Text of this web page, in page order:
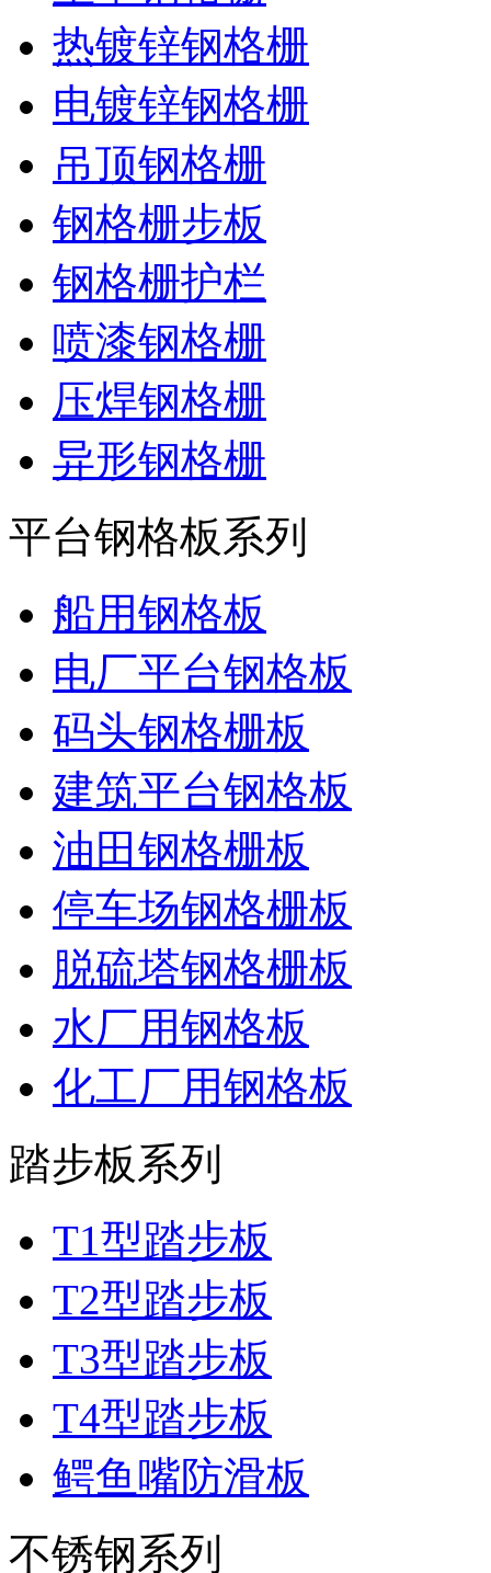
热镀锌钢格栅
电镀锌钢格栅
吊顶钢格栅
钢格栅步板
钢格栅护栏
喷漆钢格栅
压焊钢格栅
异形钢格栅
平台钢格板系列
船用钢格板
电厂平台钢格板
码头钢格栅板
建筑平台钢格板
油田钢格栅板
停车场钢格栅板
脱硫塔钢格栅板
水厂用钢格板
化工厂用钢格板
踏步板系列
T1型踏步板
T2型踏步板
T3型踏步板
T4型踏步板
鳄鱼嘴防滑板
不锈钢系列